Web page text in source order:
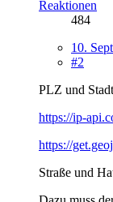
Reaktionen
484
10.
#2
PLZ und
https://ip-
https://
Straße und